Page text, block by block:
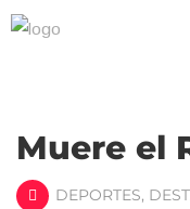
Muere el
DEPORTES,